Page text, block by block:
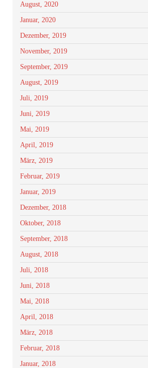
August, 2020
Januar, 2020
Dezember, 2019
November, 2019
September, 2019
August, 2019
Juli, 2019
Juni, 2019
Mai, 2019
April, 2019
März, 2019
Februar, 2019
Januar, 2019
Dezember, 2018
Oktober, 2018
September, 2018
August, 2018
Juli, 2018
Juni, 2018
Mai, 2018
April, 2018
März, 2018
Februar, 2018
Januar, 2018